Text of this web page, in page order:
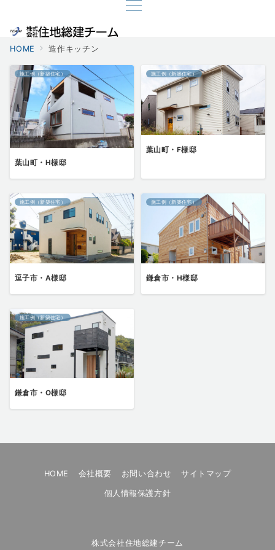
HOME 造作キッチン
施工例（新築住宅）
葉山町・H様邸
施工例（新築住宅）
葉山町・F様邸
施工例（新築住宅）
逗子市・A様邸
施工例（新築住宅）
鎌倉市・H様邸
施工例（新築住宅）
鎌倉市・O様邸
HOME 会社概要 お問い合わせ サイトマップ
個人情報保護方針
株式会社住地総建チーム